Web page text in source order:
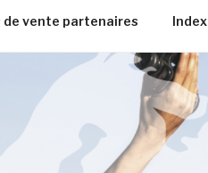
de vente partenaires Index